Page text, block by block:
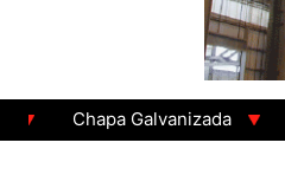
Chapa Galvanizada